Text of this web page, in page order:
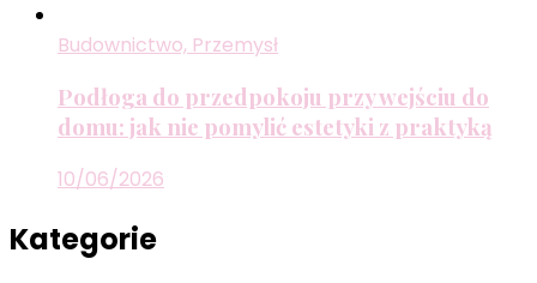
Budownictwo, Przemysł
Podłoga do przedpokoju przy wejściu do
domu: jak nie pomylić estetyki z praktyką
10/06/2026
Kategorie